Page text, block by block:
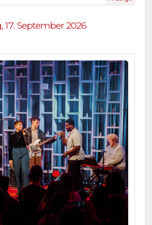
17. September 2026